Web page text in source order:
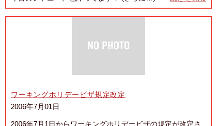
ワーキングホリデービザ規定改定
2006年7月01日
2006年7月1日からワーキングホリデービザの規定が改定さ